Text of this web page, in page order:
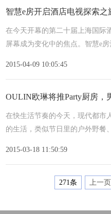
智慧e房开启酒店电视探索之
在今天开幕的第二十届上海国际
屏幕成为变化中的焦点。智慧e
2015-04-09 10:05:45
OULIN欧琳将推Party厨房，
在快生活节奏的今天，现代都市
的生活，类似节日里的户外野餐
2015-03-18 11:50:59
271条 上一页